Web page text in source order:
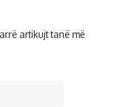
artikujt tanë më